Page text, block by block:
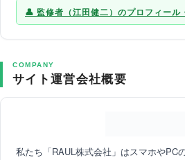
監修者（江田健二）のプロフィール
COMPANY
サイト運営会社概要
私たち「RAUL株式会社」はスマホやPC